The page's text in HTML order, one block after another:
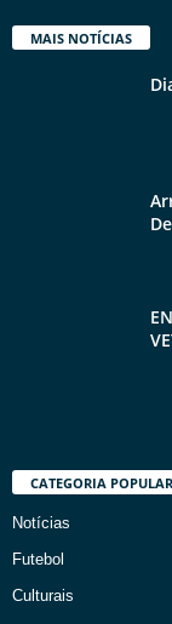
MAIS NOTÍCIAS
CATEGORIA POPULAR
Notícias
Futebol
Culturais